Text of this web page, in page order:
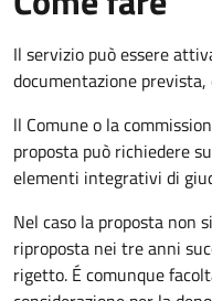
Il servizio può essere
documentazione
ll Comune o la
proposta può richiedere
elementi integrativi di
Nel caso la proposta non
riproposta nei tre anni
rigetto. É comunque